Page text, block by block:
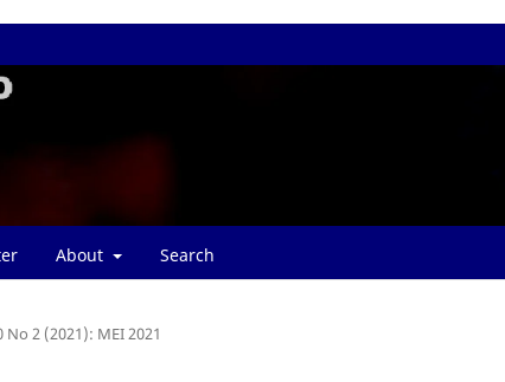
About Search
No 2 (2021): MEI 2021